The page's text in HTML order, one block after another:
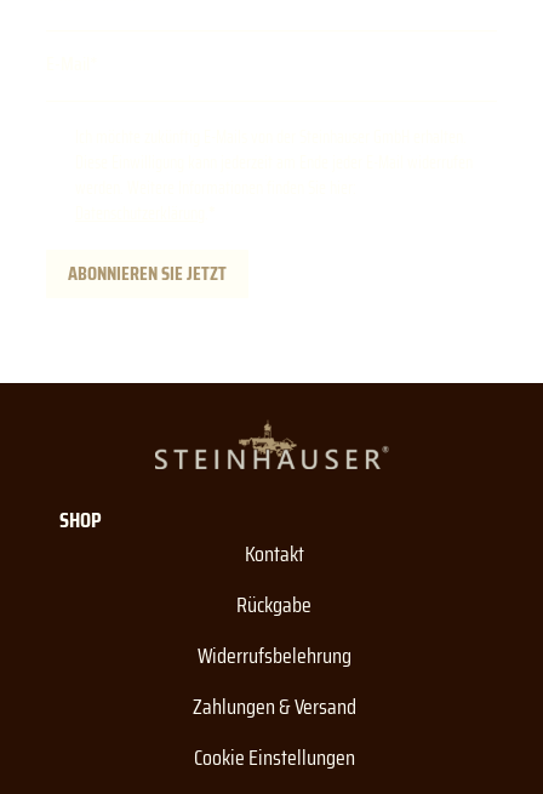
ABONNIEREN SIE JETZT
SHOP
Kontakt
Rückgabe
Widerrufsbelehrung
Zahlungen & Versand
Cookie Einstellungen